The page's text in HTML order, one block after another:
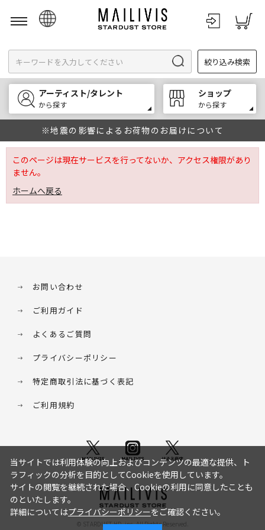
English
한국어
中文
絞り込み検索
アーティスト/タレント
から探す
ショップ
から探す
※地震の影響によるお荷物のお届けについて
このページは現在サービスを行ってないか、アクセス権限があり
ません。
ホームへ戻る
お問い合わせ
ご利用ガイド
よくあるご質問
プライバシーポリシー
特定商取引法に基づく表記
ご利用規約
© STARDUST HD. inc. All Rights Reserved.
当サイトでは利用体験の向上およびコンテンツの最適な提供、ト
ラフィックの分析を目的としてCookieを使用しています。
サイトの閲覧を継続された場合、Cookieの利用に同意したことも
のといたします。
詳細についてはプライバシーポリシーをご確認ください。